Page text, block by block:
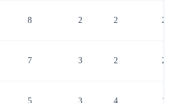
8 2 2
7 3 2
5 3 4